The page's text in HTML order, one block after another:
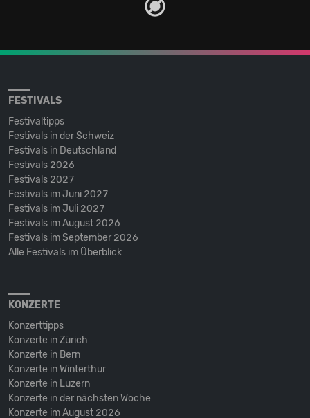
FESTIVALS
Festivaltipps
Festivals in der Schweiz
Festivals in Deutschland
Festivals 2026
Festivals 2027
Festivals im Juni 2027
Festivals im Juli 2027
Festivals im August 2026
Festivals im September 2026
Alle Festivals im Überblick
KONZERTE
Konzerttipps
Konzerte in Zürich
Konzerte in Bern
Konzerte in Winterthur
Konzerte in Luzern
Konzerte in der nächsten Woche
Konzerte im August 2026